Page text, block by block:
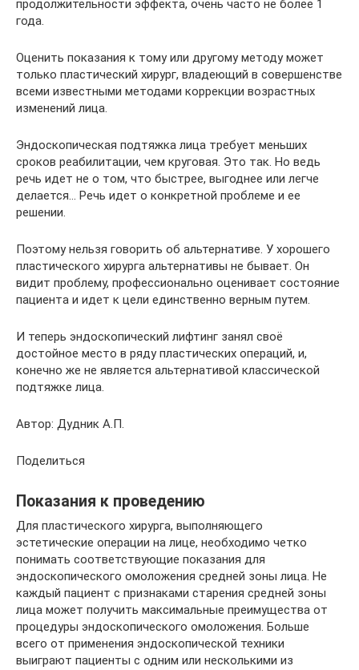
продолжительности эффекта, очень часто не более 1
года.
Оценить показания к тому или другому методу может
только пластический хирург, владеющий в совершенстве
всеми известными методами коррекции возрастных
изменений лица.
Эндоскопическая подтяжка лица требует меньших
сроков реабилитации, чем круговая. Это так. Но ведь
речь идет не о том, что быстрее, выгоднее или легче
делается… Речь идет о конкретной проблеме и ее
решении.
Поэтому нельзя говорить об альтернативе. У хорошего
пластического хирурга альтернативы не бывает. Он
видит проблему, профессионально оценивает состояние
пациента и идет к цели единственно верным путем.
И теперь эндоскопический лифтинг занял своё
достойное место в ряду пластических операций, и,
конечно же не является альтернативой классической
подтяжке лица.
Автор: Дудник А.П.
Поделиться
Показания к проведению
Для пластического хирурга, выполняющего
эстетические операции на лице, необходимо четко
понимать соответствующие показания для
эндоскопического омоложения средней зоны лица. Не
каждый пациент с признаками старения средней зоны
лица может получить максимальные преимущества от
процедуры эндоскопического омоложения. Больше
всего от применения эндоскопической техники
выиграют пациенты с одним или несколькими из